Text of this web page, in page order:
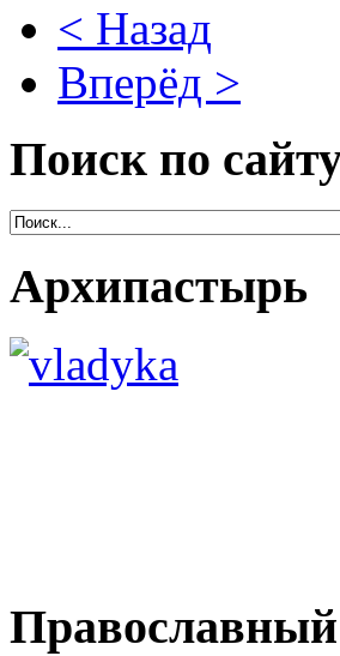
< Назад
Вперёд >
Поиск по
Архипастырь